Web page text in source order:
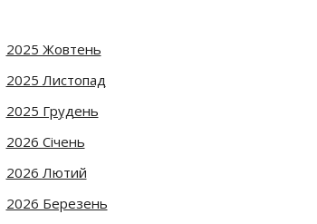
2025 Жовтень
2025 Листопад
2025 Грудень
2026 Січень
2026 Лютий
2026 Березень